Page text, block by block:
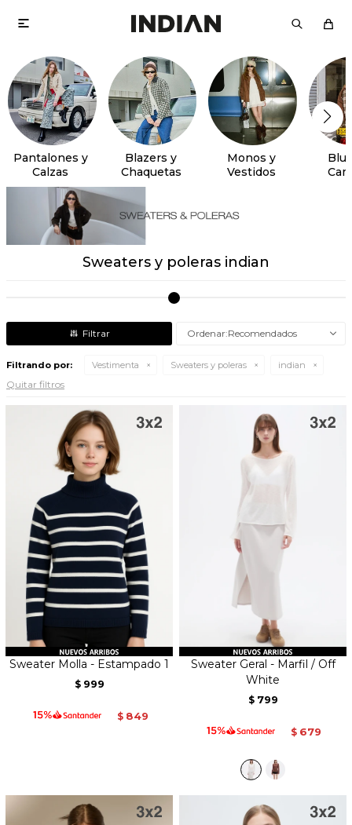

Pantalones y
Calzas
Blazers y
Chaquetas
Monos y
Vestidos
Sweaters y poleras indian
Recomendados
Filtrando por: Vestimenta Sweaters y poleras indian
Quitar filtros
Sweater Molla - Estampado 1
$ 999
$ 849
Sweater Geral - Marfil / Off
White
$ 799
$ 679